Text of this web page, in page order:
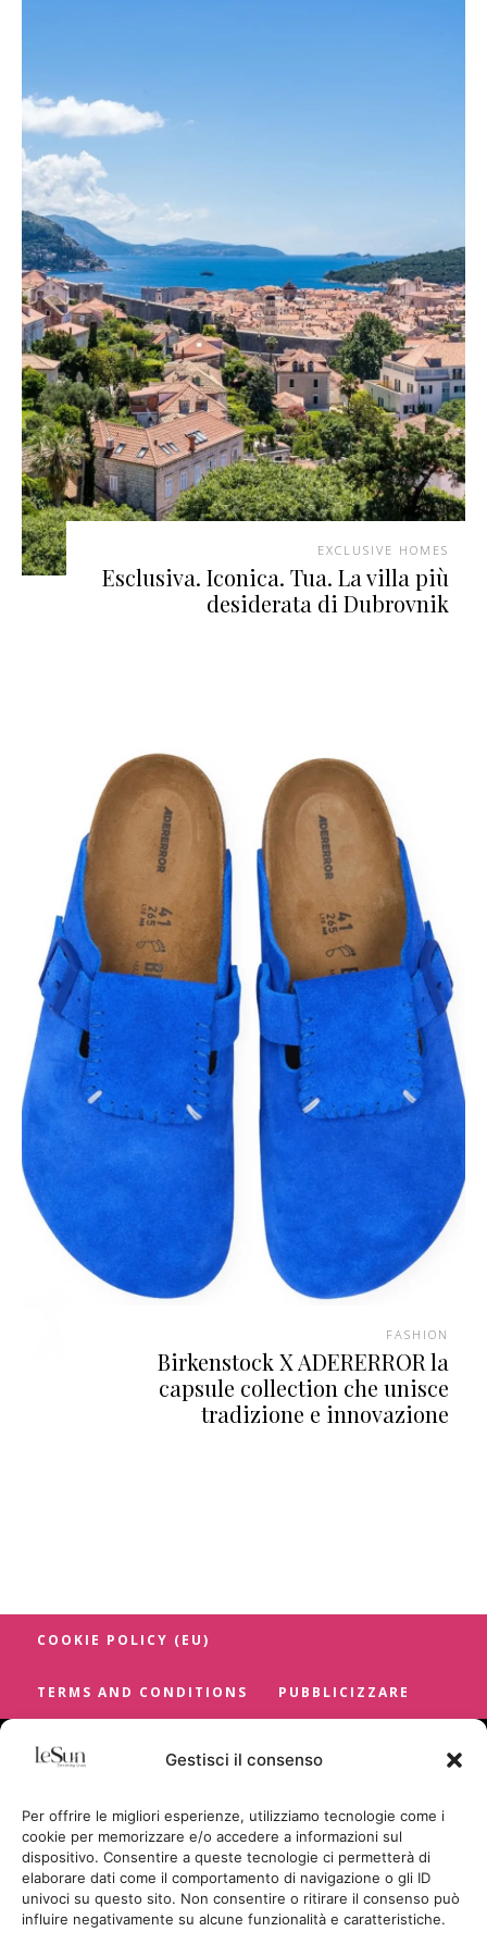
Gestisci il consenso
Per offrire le migliori esperienze, utilizziamo tecnologie come i
cookie per memorizzare e/o accedere a informazioni sul
dispositivo. Consentire a queste tecnologie ci permetterà di
elaborare dati come il comportamento di navigazione o gli ID
univoci su questo sito. Non consentire o ritirare il consenso può
influire negativamente su alcune funzionalità e caratteristiche.
EXCLUSIVE HOMES
Esclusiva. Iconica. Tua. La villa più
desiderata di Dubrovnik
FASHION
Birkenstock X ADERERROR la
capsule collection che unisce
tradizione e innovazione
COOKIE POLICY (EU)
TERMS AND CONDITIONS PUBBLICIZZARE